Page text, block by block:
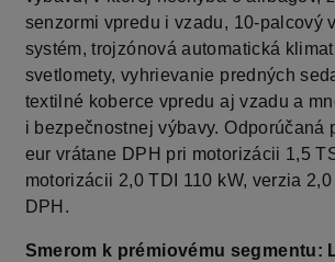
senzormi vpredu i vzadu, 10-palcový
systém, trojzónová automatická
svetlomety, vyhrievanie predných
textilné koberce vpredu aj vzadu a
i bezpečnostnej výbavy.
eur vrátane DPH pri motorizácii 1,5
motorizácii 2,0 TDI 110 kW, verzia
DPH.
Smerom k prémiovému segmentu: